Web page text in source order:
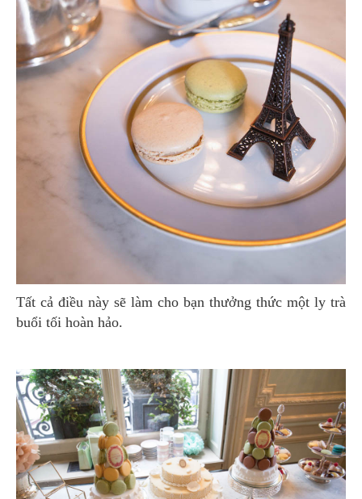
Tất cả điều này sẽ làm cho bạn thưởng thức một ly trà
buổi tối hoàn hảo.